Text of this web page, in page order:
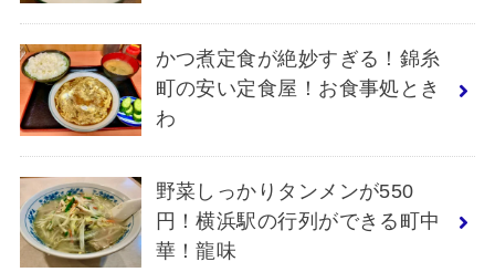
かつ煮定食が絶妙すぎる！錦糸
町の安い定食屋！お食事処とき
わ
野菜しっかりタンメンが550
円！横浜駅の行列ができる町中
華！龍味